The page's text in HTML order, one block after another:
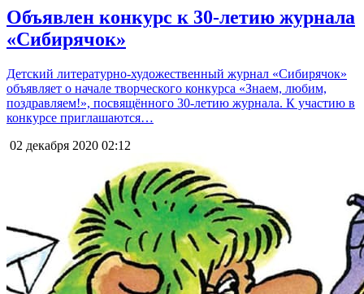
Объявлен конкурс к 30-летию журнала
«Сибирячок»
Детский литературно-художественный журнал «Сибирячок»
объявляет о начале творческого конкурса «Знаем, любим,
поздравляем!», посвящённого 30-летию журнала. К участию в
конкурсе приглашаются…
02 декабря 2020 02:12